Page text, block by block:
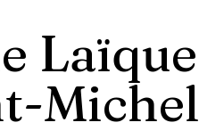
Laïque
Michel